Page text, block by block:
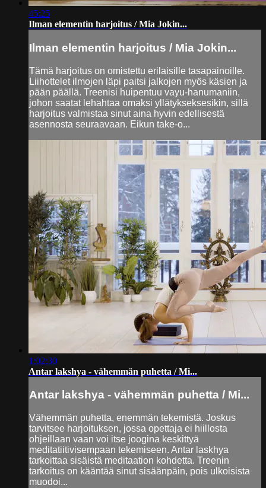
45:25
Ilman elementin harjoitus / Mia Jokin...
Ilman elementin harjoitus / Mia Jokin...
Tämä harjoitus on omistettu erilaisille tasapainoille.
Liihottelet ilmojen läpi paitsi jalkojen myös käsien ja
pään päällä. Treenisi huipentuu vayu-hanumaniin,
johon saatat lehahtaa omaksi yllätykseksesikin, sillä
harjoitus valmistaa sinut aina hyvin edellisestä
asennosta seuraavaan. Eikun take-o...
1:02:30
Antar lakshya - vähemmän puhetta / Mi...
Antar lakshya - vähemmän puhetta / Mi...
Vähemmän puhetta, enemmän tekemistä. Joskus
tarvitsee harjoituksen, jossa opettaja ei hiillosta
ohjeillaan vaan voi itse joogina keskittyä
meditatiitivisempaan tekemiseen. Antar laskhya
tarkoittaa sisäistä meditaation kohdetta. Treenin
tarkoitus on kääntää sinut sisäänpäin, pois ulkoisista
muodoi...